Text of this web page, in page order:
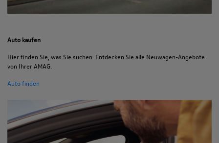
Auto kaufen
Hier finden Sie, was Sie suchen. Entdecken Sie alle Neuwagen-Angebote
von Ihrer AMAG.
Auto finden